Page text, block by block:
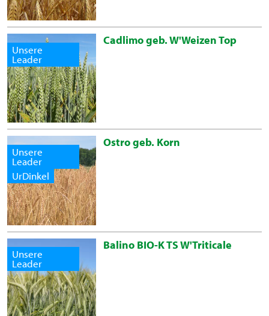
Unsere
Leader
Cadlimo geb. W'Weizen Top
Unsere
Leader
UrDinkel
Ostro geb. Korn
Unsere
Leader
Balino BIO-K TS W'Triticale